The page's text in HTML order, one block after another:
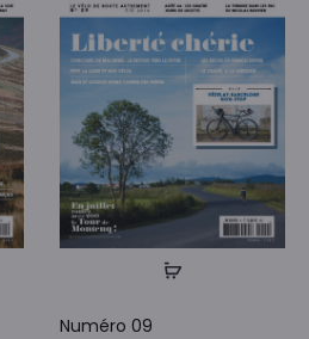
Numéro 09